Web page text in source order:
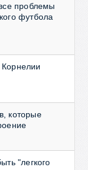
проблемы
футбола
которые
"легкого